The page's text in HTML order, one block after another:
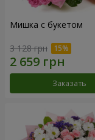
Мишка с букетом
3 128 грн
Заказать